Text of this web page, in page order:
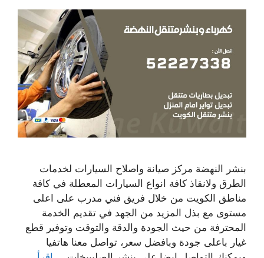
بنشر النهضة مركز صيانة واصلاح السيارات لخدمات
الطرق ولانقاذ كافة انواع السيارات المعطلة في كافة
مناطق الكويت من خلال فريق فني مدرب على اعلى
مستوى مع بذل المزيد من الجهد في تقديم الخدمة
المحترفة من حيث الجودة والدقة والتوقت وتوفير قطع
غيار باعلى جودة وبافضل سعر، تواصل معنا هاتفيا